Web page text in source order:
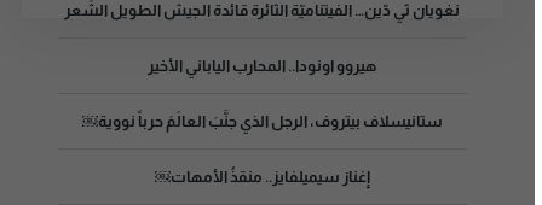
نغويان ثي دّين… الفيتناميّة الثائرة قائدة الجيش الطويل الشَعر
هيروو اونودا.. المحارب الياباني الأخير
ستانيسلاف بيتروف، الرجل الذي جنَّبَ العالَمَ حرباً نووية￼
إغناز سيميلفايز.. منقذُ الأمهات￼